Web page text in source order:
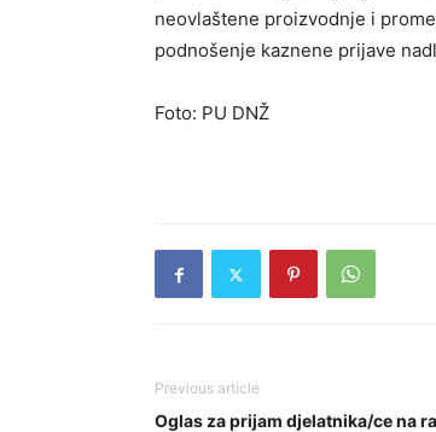
neovlaštene proizvodnje i
podnošenje kaznene prijave
Foto: PU DNŽ
Previous article
Oglas za prijam djelatnika/ce na